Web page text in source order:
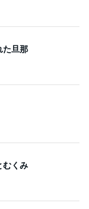
た旦那
むくみ